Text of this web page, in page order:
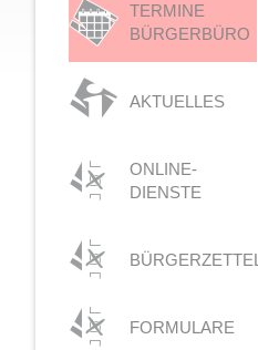
TERMINE
BÜRGERBÜRO
AKTUELLES
ONLINE-
DIENSTE
BÜRGERZETTEL
FORMULARE